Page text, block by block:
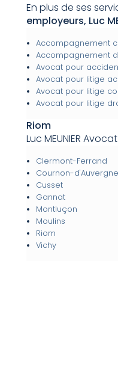
En plus de ses
employeurs, Luc
Accompagnement
Accompagnement
Avocat pour
Avocat pour litige
Avocat pour litige
Avocat pour litige
Riom
Luc MEUNIER
Clermont-Ferrand
Cournon-d'Auvergne
Cusset
Gannat
Montluçon
Moulins
Riom
Vichy